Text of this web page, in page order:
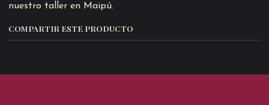
nuestro taller en Maipú.
COMPARTIR ESTE PRODUCTO